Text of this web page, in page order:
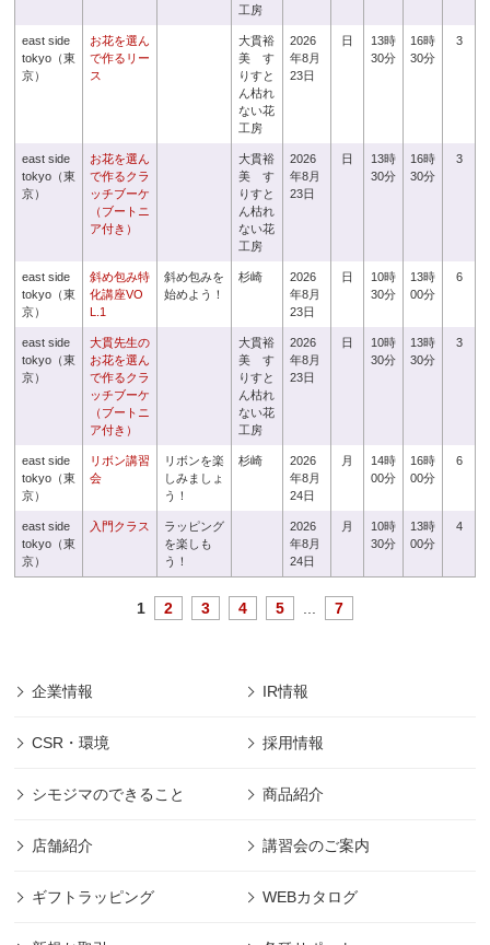
工房
east side
tokyo（東
京）
お花を選ん
で作るリー
ス
大貫裕
美 す
りすと
ん枯れ
ない花
工房
2026
年8月
23日
日
13時
30分
16時
30分
3
east side
tokyo（東
京）
お花を選ん
で作るクラ
ッチブーケ
（ブートニ
ア付き）
大貫裕
美 す
りすと
ん枯れ
ない花
工房
2026
年8月
23日
日
13時
30分
16時
30分
3
east side
tokyo（東
京）
斜め包み特
化講座VO
L.1
斜め包みを
始めよう！
杉崎
2026
年8月
23日
日
10時
30分
13時
00分
6
east side
tokyo（東
京）
大貫先生の
お花を選ん
で作るクラ
ッチブーケ
（ブートニ
ア付き）
大貫裕
美 す
りすと
ん枯れ
ない花
工房
2026
年8月
23日
日
10時
30分
13時
30分
3
east side
tokyo（東
京）
リボン講習
会
リボンを楽
しみましょ
う！
杉崎
2026
年8月
24日
月
14時
00分
16時
00分
6
east side
tokyo（東
京）
入門クラス
ラッピング
を楽しも
う！
2026
年8月
24日
月
10時
30分
13時
00分
4
1 2 3 4 5 7
企業情報 IR情報
CSR・環境 採用情報
シモジマのできること 商品紹介
店舗紹介 講習会のご案内
ギフトラッピング WEBカタログ